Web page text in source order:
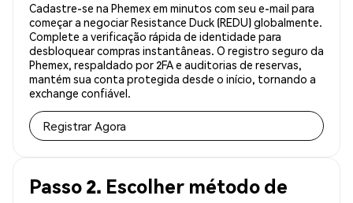
Cadastre-se na Phemex em minutos com seu e-mail para
começar a negociar Resistance Duck (REDU) globalmente.
Complete a verificação rápida de identidade para
desbloquear compras instantâneas. O registro seguro da
Phemex, respaldado por 2FA e auditorias de reservas,
mantém sua conta protegida desde o início, tornando a
exchange confiável.
Registrar Agora
Passo 2. Escolher método de